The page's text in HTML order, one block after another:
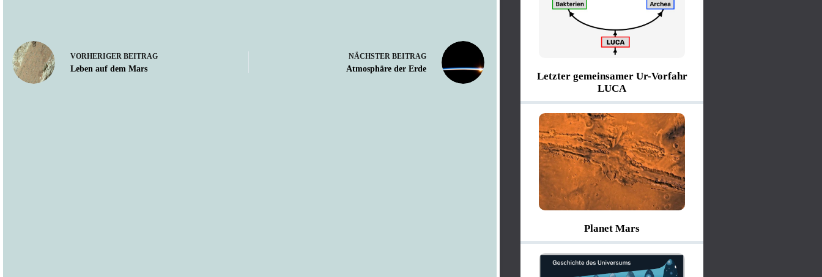
VORHERIGER BEITRAG
Leben auf dem Mars
NÄCHSTER BEITRAG
Atmosphäre der Erde
Letzter gemeinsamer Ur-Vorfahr
LUCA
Planet Mars